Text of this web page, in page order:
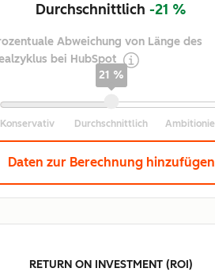
Durchschnittlich-21 %
Abweichung von Länge des
bei HubSpot
21 %
Daten zur Berechnung hinzufügen
RETURN ON INVESTMENT (ROI)